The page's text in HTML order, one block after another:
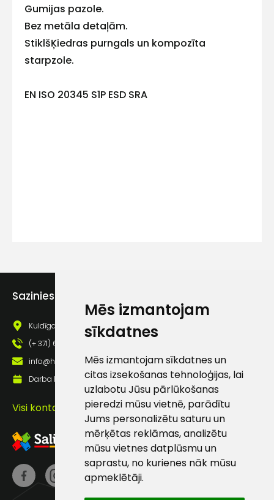
Mēs izmantojam
sīkdatnes
Mēs izmantojam sīkdatnes un
citas izsekošanas tehnoloģijas, lai
uzlabotu Jūsu pārlūkošanas
pieredzi mūsu vietnē, parādītu
Jums personalizētu saturu un
mērķētas reklāmas, analizētu
mūsu vietnes datplūsmu un
saprastu, no kurienes nāk mūsu
apmeklētāji.
Gumijas pazole.
Bez metāla detaļām.
StiklšĶiedras purngals un kompozīta
starpzole.
EN ISO 20345 S1P ESD SRA
Sazinies ar mums
Kuldīgas iela 69a, Saldus, Saldus nov., LV - 3801
(+ 371) 63 881 186
info@hards.lv
Darba laiks: Darbadienās: 8:00 - 17:00
Visi kontakti
Kontakttālrunis
Sūtīt ziņojumu
Klientu
atbalsts
Darbdienās:
8:00 – 17:00
(+371) 63 881
186